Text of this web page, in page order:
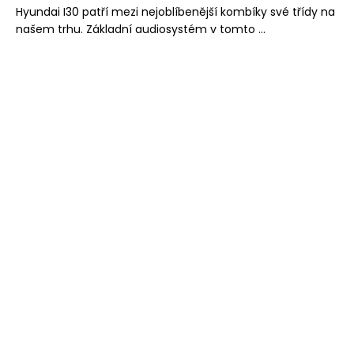
Hyundai I30 patří mezi nejoblíbenější kombíky své třídy na
našem trhu. Základní audiosystém v tomto ...